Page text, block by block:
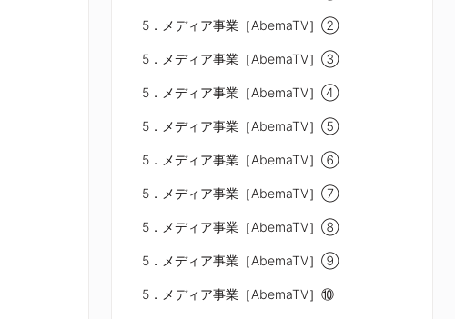
5．メディア事業［AbemaTV］②
5．メディア事業［AbemaTV］③
5．メディア事業［AbemaTV］④
5．メディア事業［AbemaTV］⑤
5．メディア事業［AbemaTV］⑥
5．メディア事業［AbemaTV］⑦
5．メディア事業［AbemaTV］⑧
5．メディア事業［AbemaTV］⑨
5．メディア事業［AbemaTV］⑩